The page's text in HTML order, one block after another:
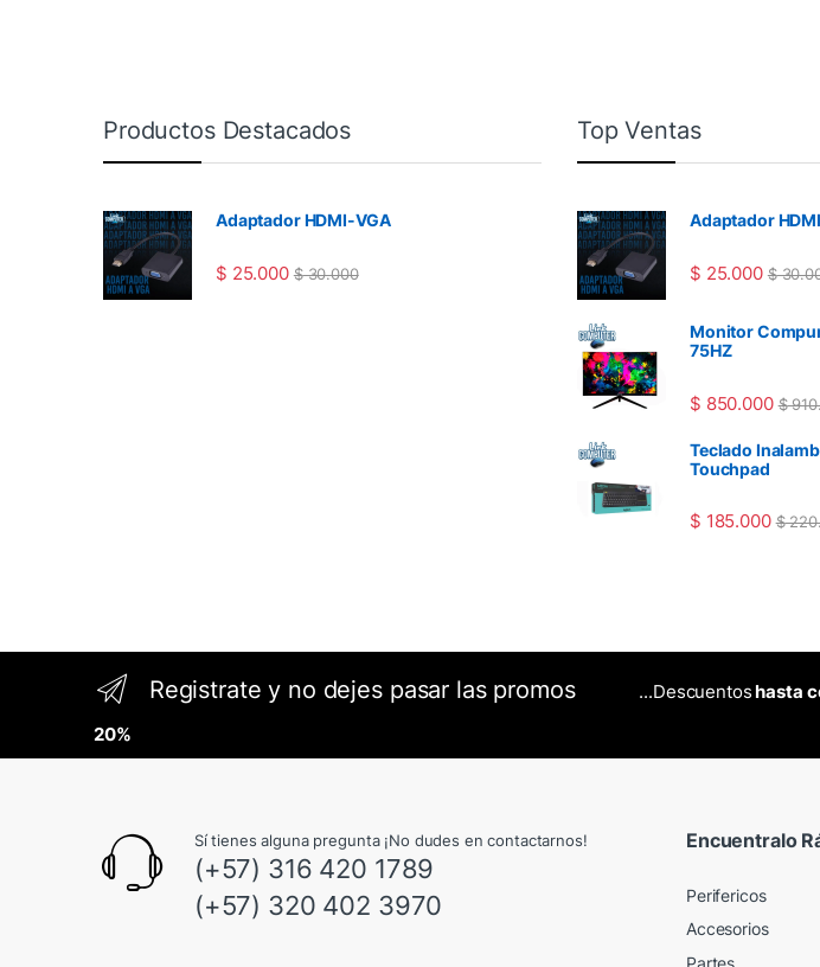
Productos Destacados
Adaptador HDMI-VGA
$ 25.000 $30.000
Top Ventas
Adaptador
$ 25.000 $
Monitor
75HZ
$ 850.000 $
Teclado
Touchpad
$ 185.000 $
Registrate y no dejes pasar las promos ...Descuentoshasta
20%
Sí tienes alguna pregunta ¡No dudes en contactarnos!
(+57) 316 420 1789
(+57) 320 402 3970
Encuentralo
Perifericos
Accesorios
Partes